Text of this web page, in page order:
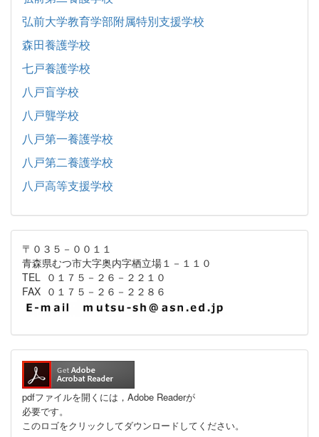
弘前大学教育学部附属特別支援学校
森田養護学校
七戸養護学校
八戸盲学校
八戸聾学校
八戸第一養護学校
八戸第二養護学校
八戸高等支援学校
〒０３５－００１１
青森県むつ市大字奥内字栖立場１－１１０
TEL ０１７５－２６－２２１０
FAX ０１７５－２６－２２８６
pdfファイルを開くには，Adobe Readerが
必要です。
このロゴをクリックしてダウンロードしてください。